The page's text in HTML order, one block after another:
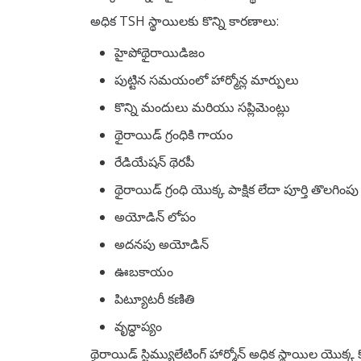
అధిక TSH స్థాయిలకు కొన్ని కారణాలు:
హైపోథైరాయిడిజం
పుట్టిన సమయంలో హార్మోన్ల మార్పులు
కొన్ని మందులు మరియు సప్లిమెంట్లు
థైరాయిడ్ గ్రంధికి గాయం
రేడియేషన్ థెరపీ
థైరాయిడ్ గ్రంధి యొక్క పాక్షిక లేదా పూర్తి తొలగింపు
అయోడిన్ లోపం
అదనపు అయోడిన్
ఊబకాయం
పిట్యూటరీ కణితి
వృద్ధాప్యం
థైరాయిడ్ స్టిమ్యులేటింగ్ హార్మోన్ అధిక స్థాయిల యొక్క